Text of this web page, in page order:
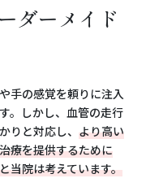
ダーメイド
手の感覚を頼りに注入
。しかし、血管の走行
りと対応し、 より高い
療を提供するために
当院は考えています。